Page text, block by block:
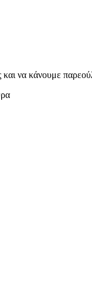
και να κάνουμε